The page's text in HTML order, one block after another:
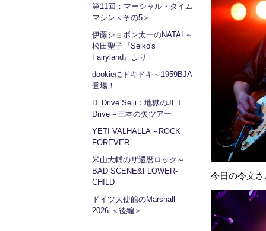
第11回：マーシャル・タイム
マシン＜その5＞
伊藤ショボン太一のNATAL～
松田聖子『Seiko's
Fairyland』より
dookieにドキドキ～1959BJA
登場！
D_Drive Seiji：地獄のJET
Drive～三本の矢ツアー
YETI VALHALLA～ROCK
FOREVER
米山大輔のザ還暦ロック～
BAD SCENE&FLOWER-
CHILD
ドイツ大使館のMarshall
2026 ＜後編＞
今日の令文